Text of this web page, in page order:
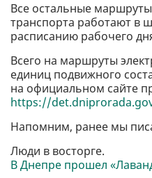
Все остальные
транспорта работают в
расписанию рабочего
Всего на маршруты
единиц подвижного
на официальном сайте
https://
Напомним, ранее мы
Люди в восторге.
В Днепре прошел